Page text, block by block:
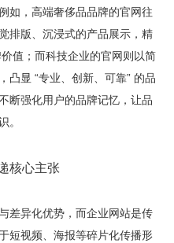
如，高端奢侈品品牌的官网往
排版、沉浸式的产品展示，精
值；而科技企业的官网则以简
凸显 “专业、创新、可靠” 的品
断强化用户的品牌记忆，让品
。
核心主张
差异化优势，而企业网站是传
短视频、海报等碎片化传播形